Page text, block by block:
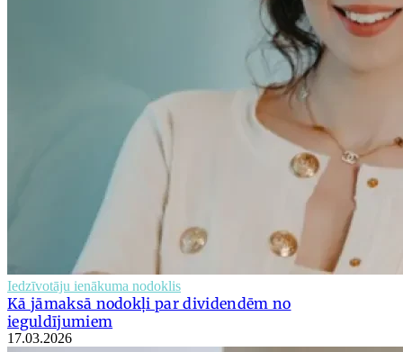
Iedzīvotāju ienākuma nodoklis
Kā jāmaksā nodokļi par dividendēm no
ieguldījumiem
17.03.2026